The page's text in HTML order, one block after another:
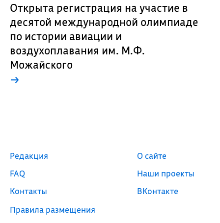
Открыта регистрация на участие в
десятой международной олимпиаде
по истории авиации и
воздухоплавания им. М.Ф.
Можайского
→
Редакция
FAQ
Контакты
Правила размещения
О сайте
Наши проекты
ВКонтакте